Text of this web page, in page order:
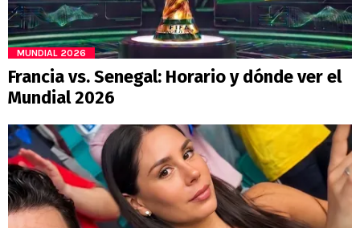
MUNDIAL 2026
Francia vs. Senegal: Horario y dónde ver el
Mundial 2026